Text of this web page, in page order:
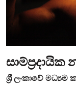
ශ්‍රී ලංකාවේ